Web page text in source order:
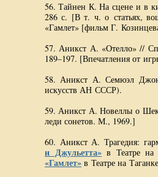
56. Тайнен К. На сцене и в
286 с. [В т. ч. о статьях,
«Гамлет» [фильм Г.
57. Аникст А. «Отелло» //
189–197. [Впечатления от
58. Аникст А. Семюэл
искусств АН СССР).
59. Аникст А. Новеллы о
леди сонетов. М., 1969.]
60. Аникст А. Трагедия:
и Джульетта»в Театре
«Гамлет» в Театре на